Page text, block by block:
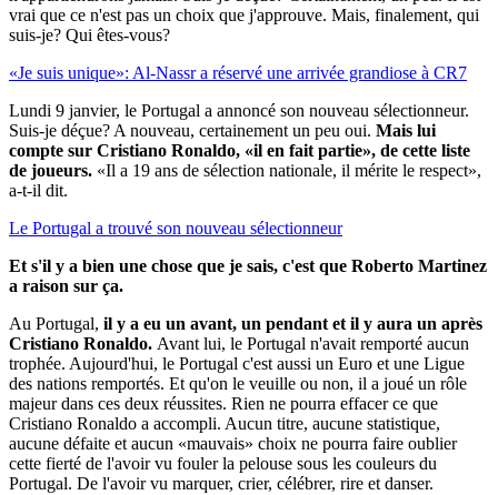
vrai que ce n'est pas un choix que j'approuve. Mais, finalement, qui
suis-je? Qui êtes-vous?
«Je suis unique»: Al-Nassr a réservé une arrivée grandiose à CR7
Lundi 9 janvier, le Portugal a annoncé son nouveau sélectionneur.
Suis-je déçue? A nouveau, certainement un peu oui. Mais lui
compte sur Cristiano Ronaldo, «il en fait partie», de cette liste
de joueurs. «Il a 19 ans de sélection nationale, il mérite le respect»,
a-t-il dit.
Le Portugal a trouvé son nouveau sélectionneur
Et s'il y a bien une chose que je sais, c'est que Roberto Martinez
a raison sur ça.
Au Portugal, il y a eu un avant, un pendant et il y aura un après
Cristiano Ronaldo. Avant lui, le Portugal n'avait remporté aucun
trophée. Aujourd'hui, le Portugal c'est aussi un Euro et une Ligue
des nations remportés. Et qu'on le veuille ou non, il a joué un rôle
majeur dans ces deux réussites. Rien ne pourra effacer ce que
Cristiano Ronaldo a accompli. Aucun titre, aucune statistique,
aucune défaite et aucun «mauvais» choix ne pourra faire oublier
cette fierté de l'avoir vu fouler la pelouse sous les couleurs du
Portugal. De l'avoir vu marquer, crier, célébrer, rire et danser.